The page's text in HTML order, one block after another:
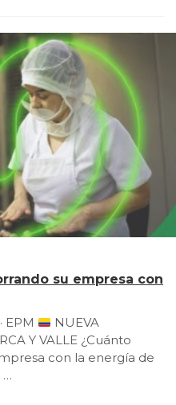
su empresa con
EPM
NUEVA
Y VALLE ¿Cuánto
con la energía de
…